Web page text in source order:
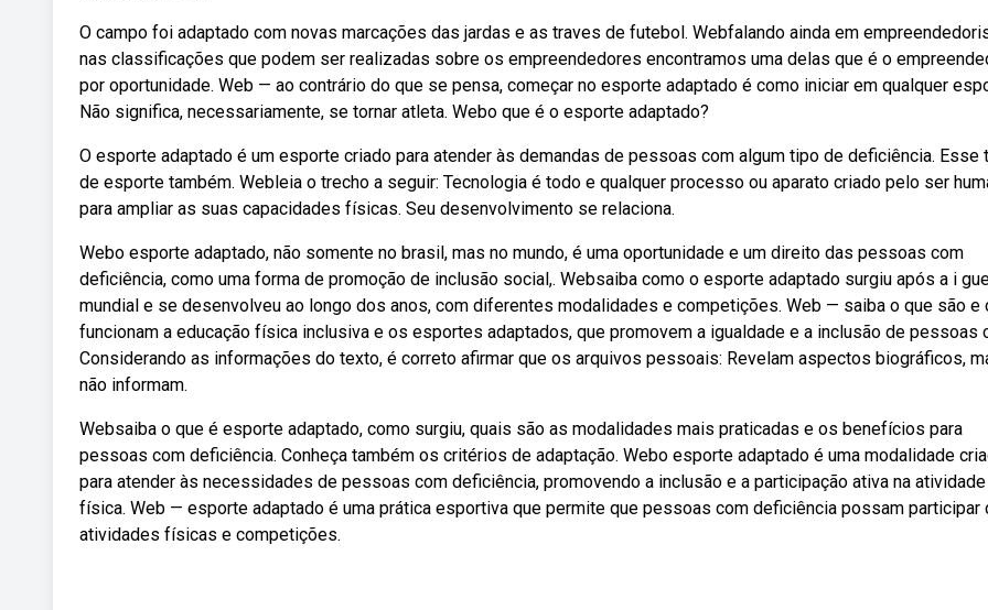
O campo foi adaptado com novas marcações das jardas e as traves de futebol. Webfalando ainda em
nas classificações que podem ser realizadas sobre os empreendedores encontramos uma delas que é o
por oportunidade. Web — ao contrário do que se pensa, começar no esporte adaptado é como iniciar em qualquer
Não significa, necessariamente, se tornar atleta. Webo que é o esporte adaptado?
O esporte adaptado é um esporte criado para atender às demandas de pessoas com algum tipo de deficiência. Esse
de esporte também. Webleia o trecho a seguir: Tecnologia é todo e qualquer processo ou aparato criado pelo ser
para ampliar as suas capacidades físicas. Seu desenvolvimento se relaciona.
Webo esporte adaptado, não somente no brasil, mas no mundo, é uma oportunidade e um direito das pessoas com
deficiência, como uma forma de promoção de inclusão social,. Websaiba como o esporte adaptado surgiu após a i
mundial e se desenvolveu ao longo dos anos, com diferentes modalidades e competições. Web — saiba o que são e
funcionam a educação física inclusiva e os esportes adaptados, que promovem a igualdade e a inclusão de pessoas
Considerando as informações do texto, é correto afirmar que os arquivos pessoais: Revelam aspectos biográficos,
não informam.
Websaiba o que é esporte adaptado, como surgiu, quais são as modalidades mais praticadas e os benefícios para
pessoas com deficiência. Conheça também os critérios de adaptação. Webo esporte adaptado é uma modalidade
para atender às necessidades de pessoas com deficiência, promovendo a inclusão e a participação ativa na atividade
física. Web — esporte adaptado é uma prática esportiva que permite que pessoas com deficiência possam participar
atividades físicas e competições.